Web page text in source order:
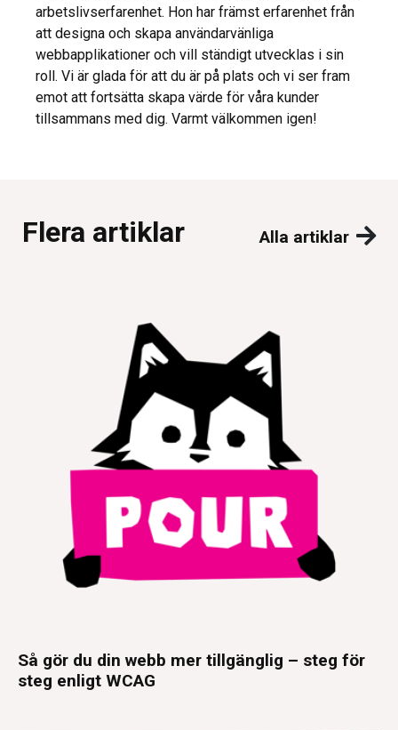
arbetslivserfarenhet. Hon har främst erfarenhet från
att designa och skapa användarvänliga
webbapplikationer och vill ständigt utvecklas i sin
roll. Vi är glada för att du är på plats och vi ser fram
emot att fortsätta skapa värde för våra kunder
tillsammans med dig. Varmt välkommen igen!
Flera artiklar Alla artiklar
Så gör du din webb mer tillgänglig – steg för
steg enligt WCAG